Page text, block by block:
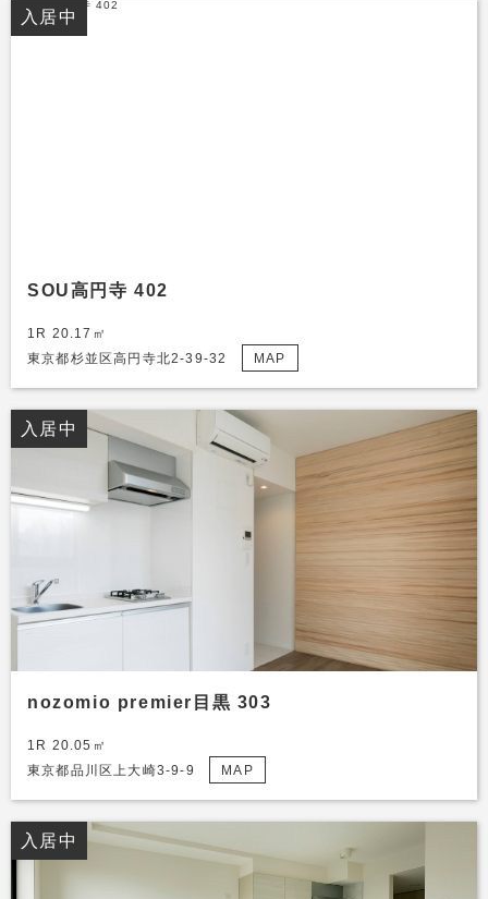
入居中
SOU高円寺 402
1R 20.17㎡
東京都杉並区高円寺北2-39-32
MAP
入居中
nozomio premier目黒 303
1R 20.05㎡
東京都品川区上大崎3-9-9
MAP
入居中